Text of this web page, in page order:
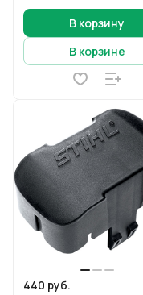
В корзину
В корзине
440 руб.